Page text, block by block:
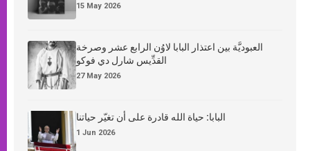
15 May 2026
العبوديَّة بين اعتذار البابا لاوُن الرابع عشر وصرخة
القدِّيس شارل دي فوكو
27 May 2026
البابا: حياة الله قادرة على أن تغيّر حياتنا
1 Jun 2026